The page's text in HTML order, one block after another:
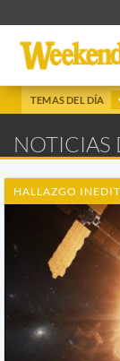
TEMAS DEL DÍA
NOTICIAS
HALLAZGO